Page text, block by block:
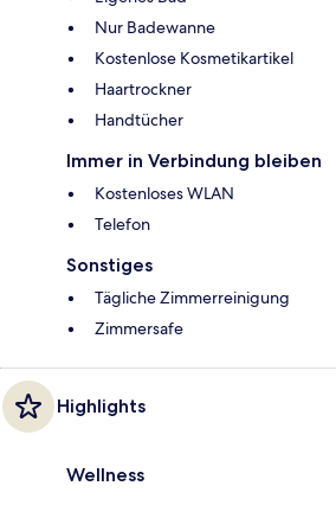
Nur Badewanne
Kostenlose Kosmetikartikel
Haartrockner
Handtücher
Immer in Verbindung bleiben
Kostenloses WLAN
Telefon
Sonstiges
Tägliche Zimmerreinigung
Zimmersafe
Highlights
Wellness